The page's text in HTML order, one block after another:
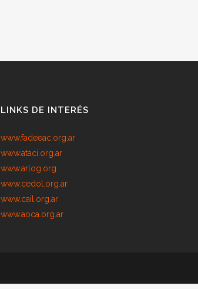
LINKS DE INTERÉS
www.fadeeac.org.ar
www.ataci.org.ar
www.arlog.org
www.cedol.org.ar
www.cail.org.ar
www.aoca.org.ar